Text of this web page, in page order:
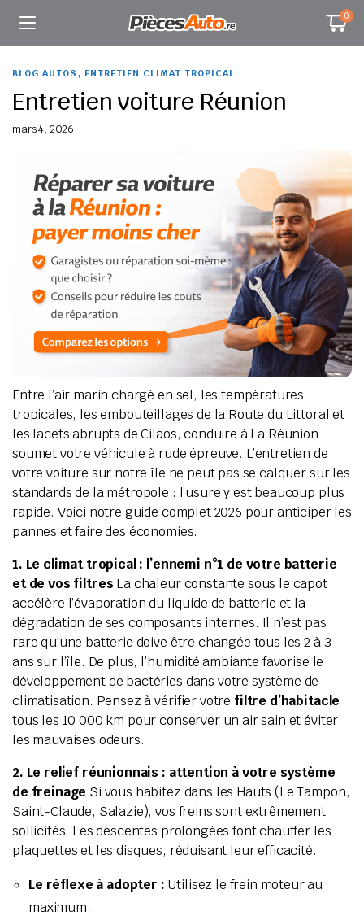
0
BLOG AUTOS , ENTRETIEN CLIMAT TROPICAL
Entretien voiture Réunion
mars 4, 2026
Entre l’air marin chargé en sel, les températures
tropicales, les embouteillages de la Route du Littoral et
les lacets abrupts de Cilaos, conduire à La Réunion
soumet votre véhicule à rude épreuve. L’entretien de
votre voiture sur notre île ne peut pas se calquer sur les
standards de la métropole : l’usure y est beaucoup plus
rapide. Voici notre guide complet 2026 pour anticiper les
pannes et faire des économies.
1. Le climat tropical : l’ennemi n°1 de votre batterie
et de vos filtres La chaleur constante sous le capot
accélère l’évaporation du liquide de batterie et la
dégradation de ses composants internes. Il n’est pas
rare qu’une batterie doive être changée tous les 2 à 3
ans sur l’île. De plus, l’humidité ambiante favorise le
développement de bactéries dans votre système de
climatisation. Pensez à vérifier votre filtre d’habitacle
tous les 10 000 km pour conserver un air sain et éviter
les mauvaises odeurs.
2. Le relief réunionnais : attention à votre système
de freinage Si vous habitez dans les Hauts (Le Tampon,
Saint-Claude, Salazie), vos freins sont extrêmement
sollicités. Les descentes prolongées font chauffer les
plaquettes et les disques, réduisant leur efficacité.
Le réflexe à adopter : Utilisez le frein moteur au
maximum.